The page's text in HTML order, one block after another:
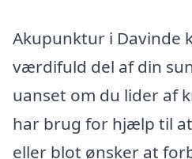
Akupunktur i Davinde
værdifuld del af din
uanset om du lider af
har brug for hjælp til
eller blot ønsker at